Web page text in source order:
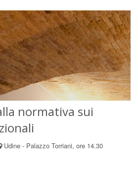
normativa sui
Udine - Palazzo Torriani, ore 14.30